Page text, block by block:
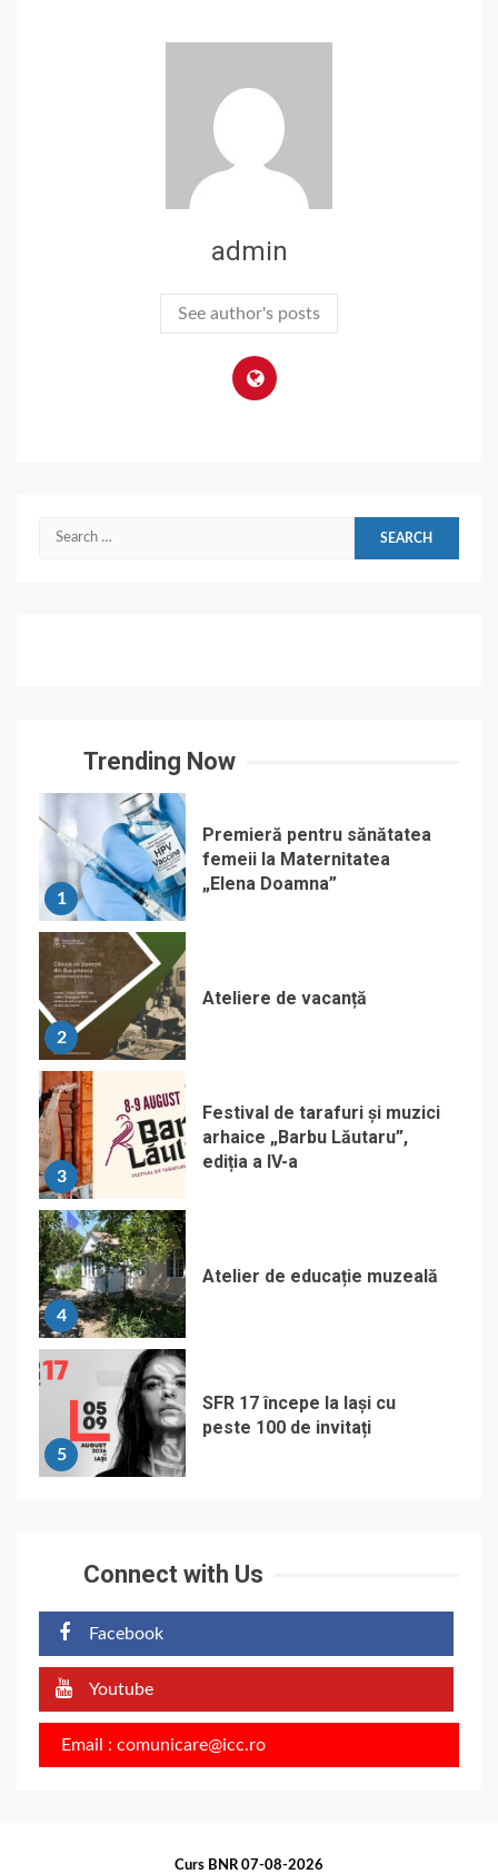
admin
See author's posts
Search
Trending Now
1
Premieră pentru sănătatea
femeii la Maternitatea
„Elena Doamna”
2
Ateliere de vacanță
3
Festival de tarafuri și muzici
arhaice „Barbu Lăutaru”,
ediția a IV-a
4
Atelier de educație muzeală
5
SFR 17 începe la Iași cu
peste 100 de invitați
Connect with Us
Facebook
Youtube
Email : comunicare@icc.ro
Curs BNR 07-08-2026